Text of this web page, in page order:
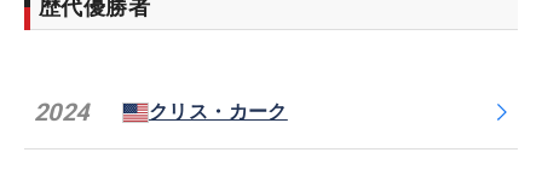
歴代優勝者
2024 クリス・カーク